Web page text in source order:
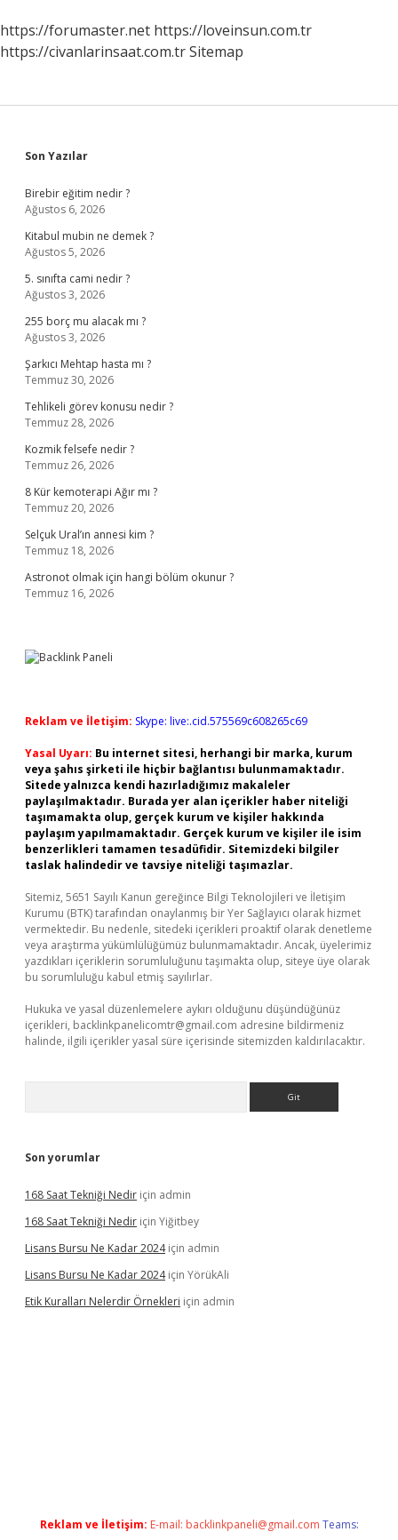
https://forumaster.net https://loveinsun.com.tr
https://civanlarinsaat.com.trSitemap
Sidebar
Son Yazılar
Birebir eğitim nedir ?
Ağustos 6, 2026
Kitabul mubin ne demek ?
Ağustos 5, 2026
5. sınıfta cami nedir ?
Ağustos 3, 2026
255 borç mu alacak mı ?
Ağustos 3, 2026
Şarkıcı Mehtap hasta mı ?
Temmuz 30, 2026
Tehlikeli görev konusu nedir ?
Temmuz 28, 2026
Kozmik felsefe nedir ?
Temmuz 26, 2026
8 Kür kemoterapi Ağır mı ?
Temmuz 20, 2026
Selçuk Ural’ın annesi kim ?
Temmuz 18, 2026
Astronot olmak için hangi bölüm okunur ?
Temmuz 16, 2026
Reklam ve İletişim: Skype: live:.cid.575569c608265c69
Yasal Uyarı: Bu internet sitesi, herhangi bir marka, kurum
veya şahıs şirketi ile hiçbir bağlantısı bulunmamaktadır.
Sitede yalnızca kendi hazırladığımız makaleler
paylaşılmaktadır. Burada yer alan içerikler haber niteliği
taşımamakta olup, gerçek kurum ve kişiler hakkında
paylaşım yapılmamaktadır. Gerçek kurum ve kişiler ile isim
benzerlikleri tamamen tesadüfidir. Sitemizdeki bilgiler
taslak halindedir ve tavsiye niteliği taşımazlar.
Sitemiz, 5651 Sayılı Kanun gereğince Bilgi Teknolojileri ve İletişim
Kurumu (BTK) tarafından onaylanmış bir Yer Sağlayıcı olarak hizmet
vermektedir. Bu nedenle, sitedeki içerikleri proaktif olarak denetleme
veya araştırma yükümlülüğümüz bulunmamaktadır. Ancak, üyelerimiz
yazdıkları içeriklerin sorumluluğunu taşımakta olup, siteye üye olarak
bu sorumluluğu kabul etmiş sayılırlar.
Hukuka ve yasal düzenlemelere aykırı olduğunu düşündüğünüz
içerikleri, backlinkpanelicomtr@gmail.com adresine bildirmeniz
halinde, ilgili içerikler yasal süre içerisinde sitemizden kaldırılacaktır.
Son yorumlar
168 Saat Tekniği Nedir için admin
168 Saat Tekniği Nedir için Yiğitbey
Lisans Bursu Ne Kadar 2024için admin
Lisans Bursu Ne Kadar 2024için YörükAli
Etik Kuralları Nelerdir Örnekleri için admin
Reklam ve İletişim: E-mail: backlinkpaneli@gmail.com Teams: